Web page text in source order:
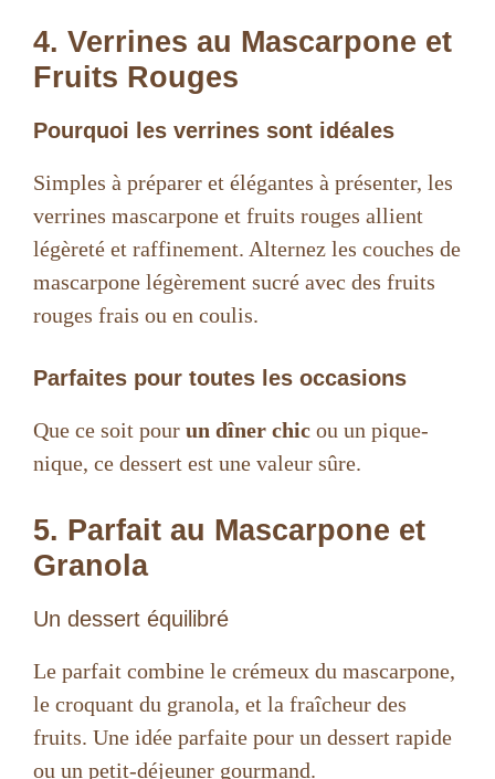
4. Verrines au Mascarpone et
Fruits Rouges
Pourquoi les verrines sont idéales
Simples à préparer et élégantes à présenter, les
verrines mascarpone et fruits rouges allient
légèreté et raffinement. Alternez les couches de
mascarpone légèrement sucré avec des fruits
rouges frais ou en coulis.
Parfaites pour toutes les occasions
Que ce soit pour un dîner chic ou un pique-
nique, ce dessert est une valeur sûre.
5. Parfait au Mascarpone et
Granola
Un dessert équilibré
Le parfait combine le crémeux du mascarpone,
le croquant du granola, et la fraîcheur des
fruits. Une idée parfaite pour un dessert rapide
ou un petit-déjeuner gourmand.